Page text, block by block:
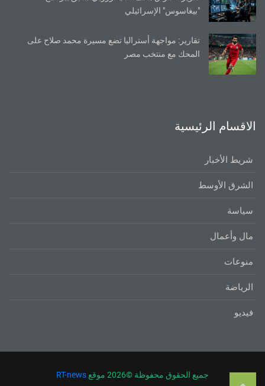
"بيغاسوس" الإسرائيلي
تقارير: مواجهة أستراليا تضع مسيرة محمد صلاح على
المحك مع منتخب مصر
الاقسام الرئيسية
شريط الأخبار
الشرق الأوسط
سياسة
مال وأعمال
منوعات
الرياضة
فيديو
جميع الحقوق محفوظة ©2026 موقع RT-news